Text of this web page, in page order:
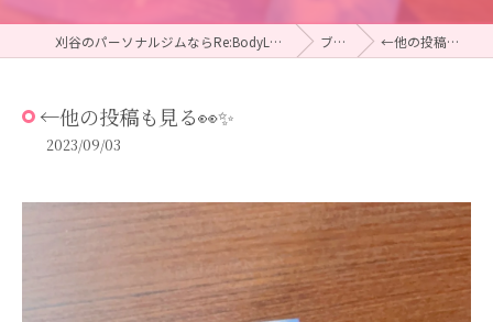
刈谷のパーソナルジムならRe:BodyLab（リボディラボ） ブログ ←他の投稿も見る👀✨
←他の投稿も見る👀✨
2023/09/03